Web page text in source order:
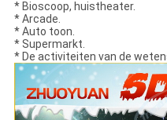
* Bioscoop, huistheater.
* Arcade.
* Auto toon.
* Supermarkt.
* De activiteiten van de